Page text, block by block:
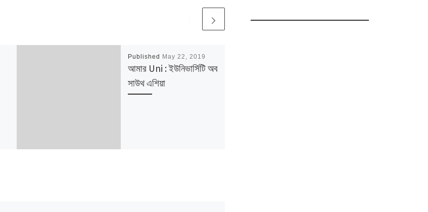
Published May 22, 2019
আমার Uni : ইউনিভার্সিটি অব
সাউথ এশিয়া